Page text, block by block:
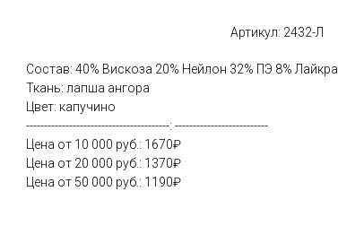
Артикул: 2432-Л
Состав: 40% Вискоза 20% Нейлон 32% ПЭ 8% Лайкра
Ткань: лапша ангора
Цвет: капучино
----------------------------------------: --------------------------
Цена от 10 000 руб.: 1670₽
Цена от 20 000 руб.: 1370₽
Цена от 50 000 руб.: 1190₽